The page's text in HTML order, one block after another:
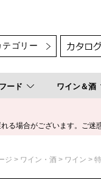
フード ワイン＆酒
る場合がございます。ご迷
ジ ワイン・酒 ワイン